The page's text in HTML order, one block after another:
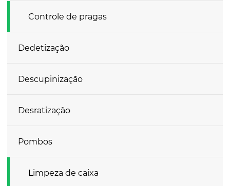
Controle de pragas
Dedetização
Descupinização
Desratização
Pombos
Limpeza de caixa